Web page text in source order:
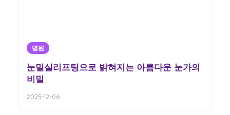
병원
눈밑실리프팅으로 밝혀지는 아름다운 눈가의
비밀
2025-12-06